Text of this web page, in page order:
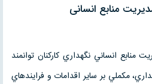
منابع انسانی
انساني نگهداري كاركنان توانمند
مكملي بر ساير اقدامات و فرايند‌هاي